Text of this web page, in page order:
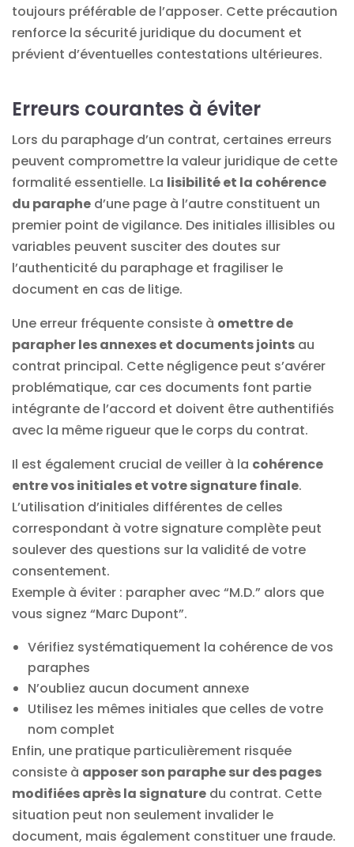
toujours préférable de l’apposer. Cette précaution
renforce la sécurité juridique du document et
prévient d’éventuelles contestations ultérieures.
Erreurs courantes à éviter
Lors du paraphage d’un contrat, certaines erreurs
peuvent compromettre la valeur juridique de cette
formalité essentielle. La lisibilité et la cohérence
du paraphe d’une page à l’autre constituent un
premier point de vigilance. Des initiales illisibles ou
variables peuvent susciter des doutes sur
l’authenticité du paraphage et fragiliser le
document en cas de litige.
Une erreur fréquente consiste à omettre de
parapher les annexes et documents joints au
contrat principal. Cette négligence peut s’avérer
problématique, car ces documents font partie
intégrante de l’accord et doivent être authentifiés
avec la même rigueur que le corps du contrat.
Il est également crucial de veiller à la cohérence
entre vos initiales et votre signature finale.
L’utilisation d’initiales différentes de celles
correspondant à votre signature complète peut
soulever des questions sur la validité de votre
consentement.
Exemple à éviter : parapher avec “M.D.” alors que
vous signez “Marc Dupont”.
Vérifiez systématiquement la cohérence de vos
paraphes
N’oubliez aucun document annexe
Utilisez les mêmes initiales que celles de votre
nom complet
Enfin, une pratique particulièrement risquée
consiste à apposer son paraphe sur des pages
modifiées après la signature du contrat. Cette
situation peut non seulement invalider le
document, mais également constituer une fraude.